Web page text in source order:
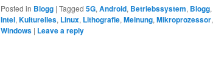
Posted in Blogg | Tagged 5G, Android, Betriebssystem, Blogg,
Intel, Kulturelles, Linux, Lithografie, Meinung, Mikroprozessor,
Windows | Leave a reply